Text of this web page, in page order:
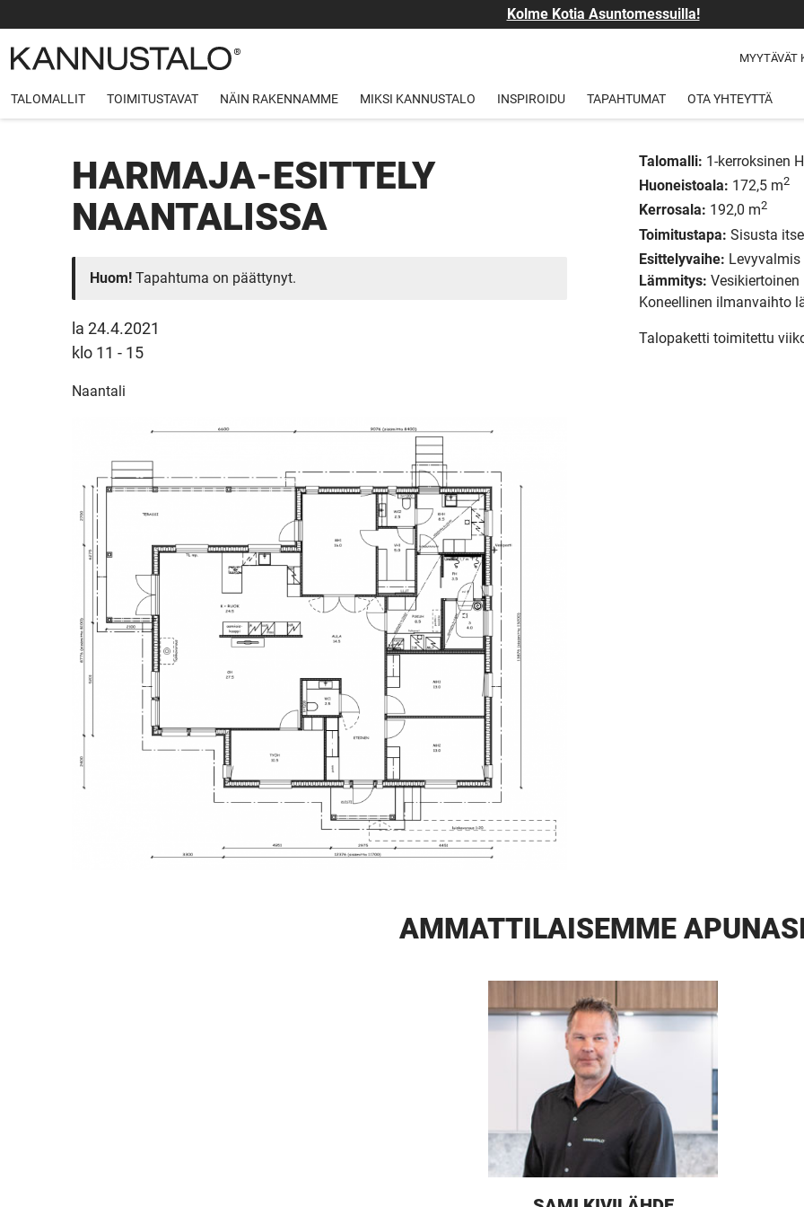
Kolme Kotia Asuntomessuilla!
MYYTÄVÄT
TALOMALLIT TOIMITUSTAVAT NÄIN RAKENNAMME MIKSI KANNUSTALO INSPIROIDU TAPAHTUMAT OTA YHTEYTTÄ
HARMAJA-ESITTELY
NAANTALISSA
Huom! Tapahtuma on päättynyt.
la 24.4.2021
klo 11 - 15
Naantali
Talomalli: 1-kerroksinen
Huoneistoala: 172,5 m2
Kerrosala: 192,0 m2
Toimitustapa: Sisusta
Esittelyvaihe: Levyvalmis
Lämmitys:
Koneellinen ilmanvaihto
Talopaketti toimitettu
AMMATTI­LAISEMME